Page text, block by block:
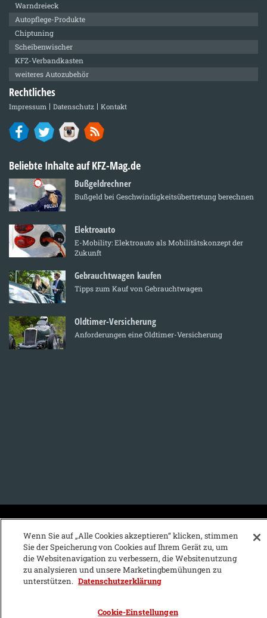
Warndreieck
Autopflege-Produkte
Chiptuning
Scheibenwischer
KFZ-Verbandkasten
weiteres Autozubehör
Rechtliches
Impressum Datenschutz Kontakt
Beliebte Inhalte auf KFZ-Mag.de
Bußgeldrechner
Bußgeld bei Geschwindigkeitsübertretung berechnen
Elektroauto
E-Mobility: Elektroauto als Mobilitätskonzept der
Zukunft
Gebrauchtwagen kaufen
Tipps zum Kauf von Gebrauchtwagen
Oldtimer-Versicherung
Anforderungen eine Oldtimer-Versicherung
A B C D E F G H I
K
L M N O P Q R S
Wenn Sie auf „Alle Cookies akzeptieren“ klicken, stimmen
Sie der Speicherung von Cookies auf Ihrem Gerät zu, um
die Websitenavigation zu verbessern, die Websitenutzung
zu analysieren und unsere Marketingbemühungen zu
unterstützen. Datenschutzerklärung
Cookie-Einstellungen